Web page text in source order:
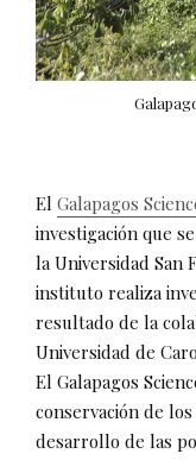
El Galapagos
investigación que
la Universidad San
instituto realiza
resultado de la
Universidad de
El Galapagos
conservación de
desarrollo de las